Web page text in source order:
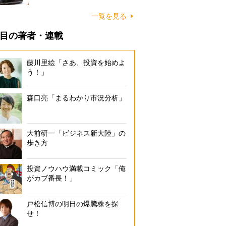
一覧を見る
の著者・連載
藤川里絵「さあ、投資を始めよ
う！」
森口亮「まるわかり市況分析」
大前研一「ビジネス新大陸」の
歩き方
投資ノウハウ満載コミック「俺
がカブ番長！」
戸松信博の明日の爆騰株を探
せ！